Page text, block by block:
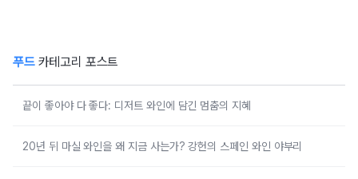
푸드카테고리 포스트
끝이 좋아야 다 좋다: 디저트 와인에 담긴 멈춤의 지혜
20년 뒤 마실 와인을 왜 지금 사는가? 강헌의 스페인 와인 야부리